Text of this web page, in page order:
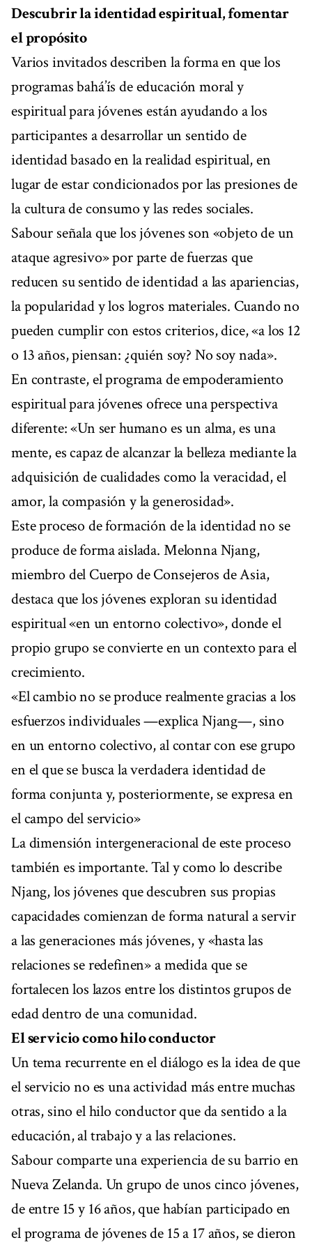
Descubrir la identidad espiritual, fomentar
el propósito
Varios invitados describen la forma en que los
programas bahá’ís de educación moral y
espiritual para jóvenes están ayudando a los
participantes a desarrollar un sentido de
identidad basado en la realidad espiritual, en
lugar de estar condicionados por las presiones de
la cultura de consumo y las redes sociales.
Sabour señala que los jóvenes son «objeto de un
ataque agresivo» por parte de fuerzas que
reducen su sentido de identidad a las apariencias,
la popularidad y los logros materiales. Cuando no
pueden cumplir con estos criterios, dice, «a los 12
o 13 años, piensan: ¿quién soy? No soy nada».
En contraste, el programa de empoderamiento
espiritual para jóvenes ofrece una perspectiva
diferente: «Un ser humano es un alma, es una
mente, es capaz de alcanzar la belleza mediante la
adquisición de cualidades como la veracidad, el
amor, la compasión y la generosidad».
Este proceso de formación de la identidad no se
produce de forma aislada. Melonna Njang,
miembro del Cuerpo de Consejeros de Asia,
destaca que los jóvenes exploran su identidad
espiritual «en un entorno colectivo», donde el
propio grupo se convierte en un contexto para el
crecimiento.
«El cambio no se produce realmente gracias a los
esfuerzos individuales —explica Njang—, sino
en un entorno colectivo, al contar con ese grupo
en el que se busca la verdadera identidad de
forma conjunta y, posteriormente, se expresa en
el campo del servicio»
La dimensión intergeneracional de este proceso
también es importante. Tal y como lo describe
Njang, los jóvenes que descubren sus propias
capacidades comienzan de forma natural a servir
a las generaciones más jóvenes, y «hasta las
relaciones se redefinen» a medida que se
fortalecen los lazos entre los distintos grupos de
edad dentro de una comunidad.
El servicio como hilo conductor
Un tema recurrente en el diálogo es la idea de que
el servicio no es una actividad más entre muchas
otras, sino el hilo conductor que da sentido a la
educación, al trabajo y a las relaciones.
Sabour comparte una experiencia de su barrio en
Nueva Zelanda. Un grupo de unos cinco jóvenes,
de entre 15 y 16 años, que habían participado en
el programa de jóvenes de 15 a 17 años, se dieron